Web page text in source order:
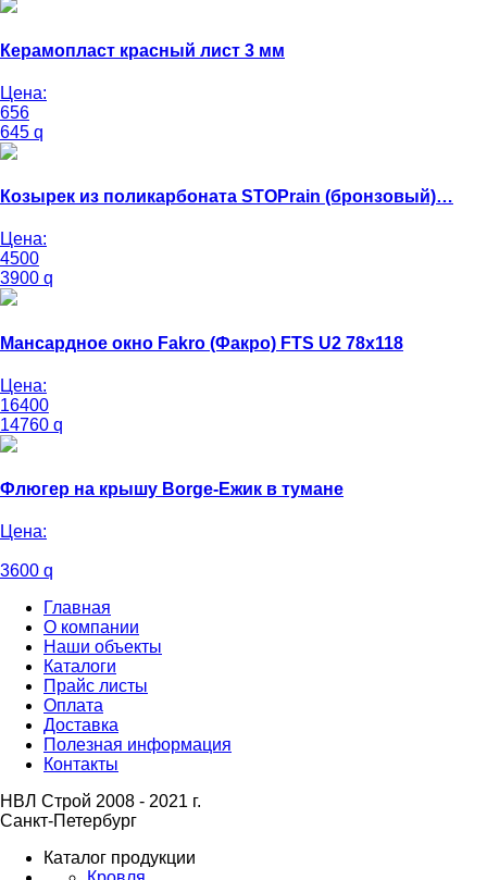
Керамопласт красный лист 3 мм
Цена:
656
645 q
Козырек из поликарбоната STOPrain (бронзовый)…
Цена:
4500
3900 q
Мансардное окно Fakro (Факро) FTS U2 78х118
Цена:
16400
14760 q
Флюгер на крышу Borge-Ежик в тумане
Цена:
3600 q
Главная
О компании
Наши объекты
Каталоги
Прайс листы
Оплата
Доставка
Полезная информация
Контакты
НВЛ Строй 2008 - 2021 г.
Санкт-Петербург
Каталог продукции